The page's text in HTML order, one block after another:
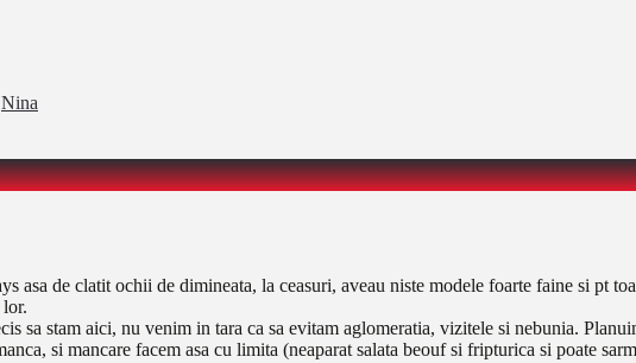
Nina
asa de clatit ochii de dimineata, la ceasuri, aveau niste modele foarte faine si pt
sa stam aici, nu venim in tara ca sa evitam aglomeratia, vizitele si nebunia.
si mancare facem asa cu limita (neaparat salata beouf si fripturica si poate